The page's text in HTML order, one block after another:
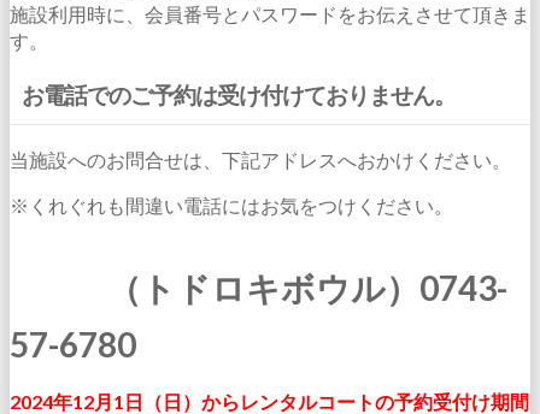
施設利用時に、会員番号とパスワードをお伝えさせて頂きま
す。
お電話でのご予約は受け付けておりません。
当施設へのお問合せは、下記アドレスへおかけください。
※くれぐれも間違い電話にはお気をつけください。
（トドロキボウル）0743-
57-6780
2024年12月1日（日）からレンタルコートの予約受付け期間